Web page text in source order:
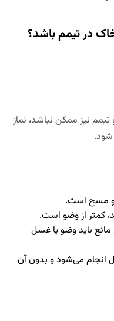
در تیمم باشد؟
تیمم نیز ممکن نباشد، نماز
شود.
و مسح است.
کمتر از وضو است.
باید وضو یا غسل
می‌شود و بدون آن